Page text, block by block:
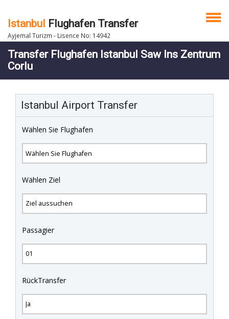
Istanbul Flughafen Transfer
Ayjemal Turizm - Lisence No: 14942
Transfer Flughafen Istanbul Saw Ins Zentrum
Corlu
Istanbul Airport Transfer
Wählen Sie Flughafen
Wählen Ziel
Passagier
RückTransfer